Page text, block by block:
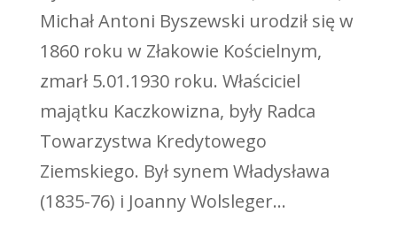
Michał Antoni Byszewski urodził się w
1860 roku w Złakowie Kościelnym,
zmarł 5.01.1930 roku. Właściciel
majątku Kaczkowizna, były Radca
Towarzystwa Kredytowego
Ziemskiego. Był synem Władysława
(1835-76) i Joanny Wolsleger...